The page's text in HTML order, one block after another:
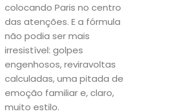
colocando Paris no centro
das atenções. E a fórmula
não podia ser mais
irresistível: golpes
engenhosos, reviravoltas
calculadas, uma pitada de
emoção familiar e, claro,
muito estilo.